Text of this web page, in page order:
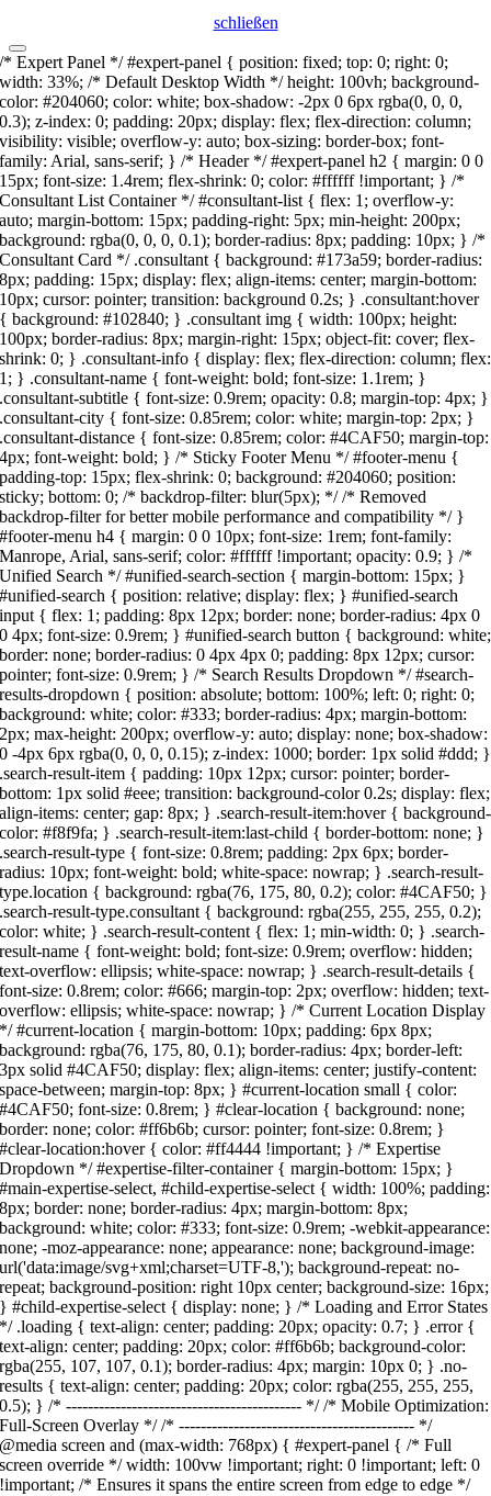
schließen
/* Expert Panel */ #expert-panel { position: fixed; top: 0; right: 0;
width: 33%; /* Default Desktop Width */ height: 100vh; background-
color: #204060; color: white; box-shadow: -2px 0 6px rgba(0, 0, 0,
0.3); z-index: 0; padding: 20px; display: flex; flex-direction: column;
visibility: visible; overflow-y: auto; box-sizing: border-box; font-
family: Arial, sans-serif; } /* Header */ #expert-panel h2 { margin: 0 0
15px; font-size: 1.4rem; flex-shrink: 0; color: #ffffff !important; } /*
Consultant List Container */ #consultant-list { flex: 1; overflow-y:
auto; margin-bottom: 15px; padding-right: 5px; min-height: 200px;
background: rgba(0, 0, 0, 0.1); border-radius: 8px; padding: 10px; } /*
Consultant Card */ .consultant { background: #173a59; border-radius:
8px; padding: 15px; display: flex; align-items: center; margin-bottom:
10px; cursor: pointer; transition: background 0.2s; } .consultant:hover
{ background: #102840; } .consultant img { width: 100px; height:
100px; border-radius: 8px; margin-right: 15px; object-fit: cover; flex-
shrink: 0; } .consultant-info { display: flex; flex-direction: column; flex:
1; } .consultant-name { font-weight: bold; font-size: 1.1rem; }
.consultant-subtitle { font-size: 0.9rem; opacity: 0.8; margin-top: 4px; }
.consultant-city { font-size: 0.85rem; color: white; margin-top: 2px; }
.consultant-distance { font-size: 0.85rem; color: #4CAF50; margin-top:
4px; font-weight: bold; } /* Sticky Footer Menu */ #footer-menu {
padding-top: 15px; flex-shrink: 0; background: #204060; position:
sticky; bottom: 0; /* backdrop-filter: blur(5px); */ /* Removed
backdrop-filter for better mobile performance and compatibility */ }
#footer-menu h4 { margin: 0 0 10px; font-size: 1rem; font-family:
Manrope, Arial, sans-serif; color: #ffffff !important; opacity: 0.9; } /*
Unified Search */ #unified-search-section { margin-bottom: 15px; }
#unified-search { position: relative; display: flex; } #unified-search
input { flex: 1; padding: 8px 12px; border: none; border-radius: 4px 0
0 4px; font-size: 0.9rem; } #unified-search button { background: white;
border: none; border-radius: 0 4px 4px 0; padding: 8px 12px; cursor:
pointer; font-size: 0.9rem; } /* Search Results Dropdown */ #search-
results-dropdown { position: absolute; bottom: 100%; left: 0; right: 0;
background: white; color: #333; border-radius: 4px; margin-bottom:
2px; max-height: 200px; overflow-y: auto; display: none; box-shadow:
0 -4px 6px rgba(0, 0, 0, 0.15); z-index: 1000; border: 1px solid #ddd; }
.search-result-item { padding: 10px 12px; cursor: pointer; border-
bottom: 1px solid #eee; transition: background-color 0.2s; display: flex;
align-items: center; gap: 8px; } .search-result-item:hover { background-
color: #f8f9fa; } .search-result-item:last-child { border-bottom: none; }
.search-result-type { font-size: 0.8rem; padding: 2px 6px; border-
radius: 10px; font-weight: bold; white-space: nowrap; } .search-result-
type.location { background: rgba(76, 175, 80, 0.2); color: #4CAF50; }
.search-result-type.consultant { background: rgba(255, 255, 255, 0.2);
color: white; } .search-result-content { flex: 1; min-width: 0; } .search-
result-name { font-weight: bold; font-size: 0.9rem; overflow: hidden;
text-overflow: ellipsis; white-space: nowrap; } .search-result-details {
font-size: 0.8rem; color: #666; margin-top: 2px; overflow: hidden; text-
overflow: ellipsis; white-space: nowrap; } /* Current Location Display
*/ #current-location { margin-bottom: 10px; padding: 6px 8px;
background: rgba(76, 175, 80, 0.1); border-radius: 4px; border-left:
3px solid #4CAF50; display: flex; align-items: center; justify-content:
space-between; margin-top: 8px; } #current-location small { color:
#4CAF50; font-size: 0.8rem; } #clear-location { background: none;
border: none; color: #ff6b6b; cursor: pointer; font-size: 0.8rem; }
#clear-location:hover { color: #ff4444 !important; } /* Expertise
Dropdown */ #expertise-filter-container { margin-bottom: 15px; }
#main-expertise-select, #child-expertise-select { width: 100%; padding:
8px; border: none; border-radius: 4px; margin-bottom: 8px;
background: white; color: #333; font-size: 0.9rem; -webkit-appearance:
none; -moz-appearance: none; appearance: none; background-image:
url('data:image/svg+xml;charset=UTF-8,'); background-repeat: no-
repeat; background-position: right 10px center; background-size: 16px;
} #child-expertise-select { display: none; } /* Loading and Error States
*/ .loading { text-align: center; padding: 20px; opacity: 0.7; } .error {
text-align: center; padding: 20px; color: #ff6b6b; background-color:
rgba(255, 107, 107, 0.1); border-radius: 4px; margin: 10px 0; } .no-
results { text-align: center; padding: 20px; color: rgba(255, 255, 255,
0.5); } /* ------------------------------------------- */ /* Mobile Optimization:
Full-Screen Overlay */ /* ------------------------------------------- */
@media screen and (max-width: 768px) { #expert-panel { /* Full
screen override */ width: 100vw !important; right: 0 !important; left: 0
!important; /* Ensures it spans the entire screen from edge to edge */